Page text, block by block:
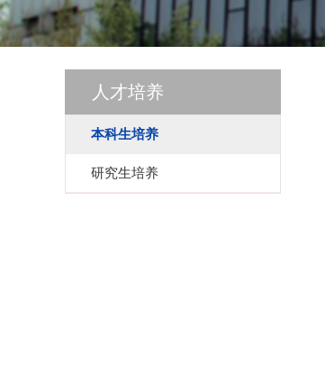
人才培养
本科生培养
研究生培养